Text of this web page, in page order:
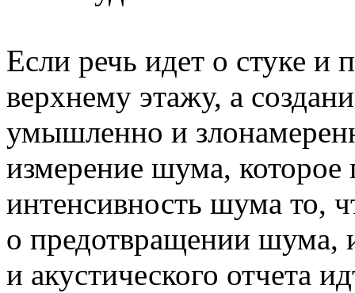
Если речь идет о стуке и
верхнему этажу, а
умышленно и
измерение шума,
интенсивность шума то,
о предотвращении шума,
и акустического отчета